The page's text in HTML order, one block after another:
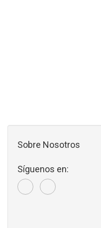
Sobre Nosotros
Síguenos en: